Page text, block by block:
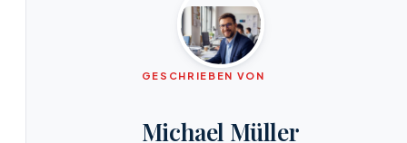
GESCHRIEBEN VON
Michael Müller